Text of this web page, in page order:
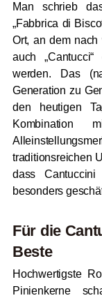
Man schrieb
„Fabbrica di
Ort, an dem
auch „Cantucci“
werden. Das
Generation zu
den heutigen
Kombination
traditionsreichen
dass
besonders
Für die
Beste
Hochwertigste
Pinienkerne